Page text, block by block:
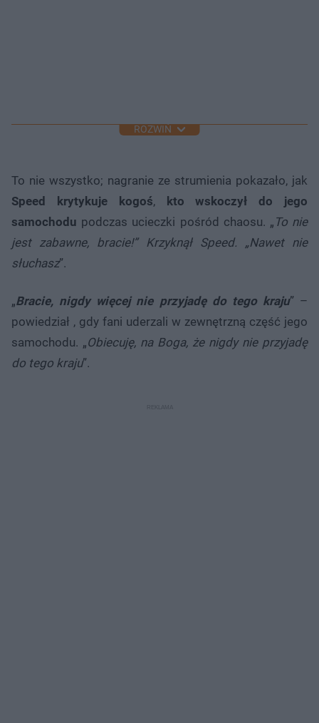
ROZWIŃ
To nie wszystko; nagranie ze strumienia pokazało, jak
Speed ​​krytykuje kogoś, kto wskoczył do jego
samochodu podczas ucieczki pośród chaosu. „ To nie
jest zabawne, bracie!” Krzyknął Speed. „Nawet nie
słuchasz”.
„Bracie, nigdy więcej nie przyjadę do tego kraju” –
powiedział , gdy fani uderzali w zewnętrzną część jego
samochodu. „Obiecuję, na Boga, że ​​nigdy nie przyjadę
do tego kraju”.